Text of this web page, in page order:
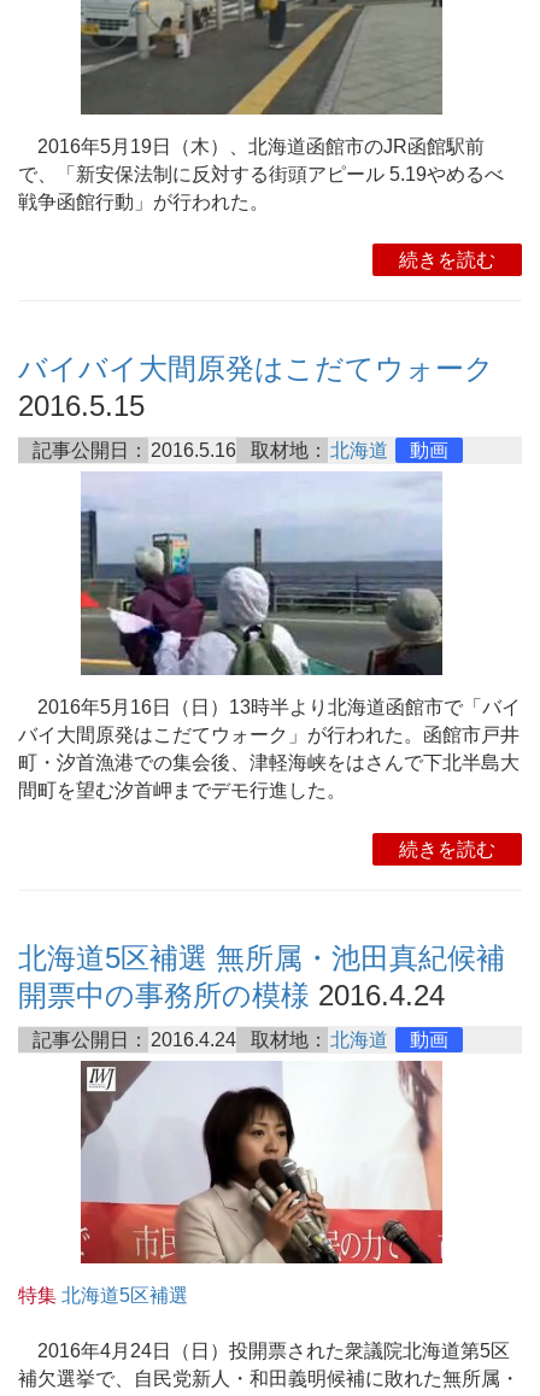
2016年5月19日（木）、北海道函館市のJR函館駅前
で、「新安保法制に反対する街頭アピール 5.19やめるべ
戦争函館行動」が行われた。
続きを読む
バイバイ大間原発はこだてウォーク
2016.5.15
記事公開日： 2016.5.16 取材地： 北海道 動画
2016年5月16日（日）13時半より北海道函館市で「バイ
バイ大間原発はこだてウォーク」が行われた。函館市戸井
町・汐首漁港での集会後、津軽海峡をはさんで下北半島大
間町を望む汐首岬までデモ行進した。
続きを読む
北海道5区補選 無所属・池田真紀候補
開票中の事務所の模様 2016.4.24
記事公開日： 2016.4.24 取材地： 北海道 動画
特集 北海道5区補選
2016年4月24日（日）投開票された衆議院北海道第5区
補欠選挙で、自民党新人・和田義明候補に敗れた無所属・